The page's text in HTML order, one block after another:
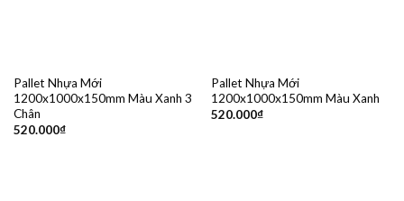
Pallet Nhựa Mới
1200x1000x150mm Màu Xanh 3
Chân
520.000₫
Pallet Nhựa Mới
1200x1000x150mm Màu Xanh
520.000₫